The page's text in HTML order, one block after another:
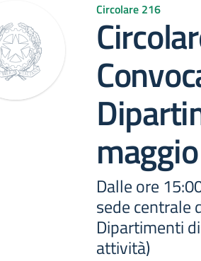
Circolare 216
Dalle ore
sede centrale
Dipartimenti
attività)